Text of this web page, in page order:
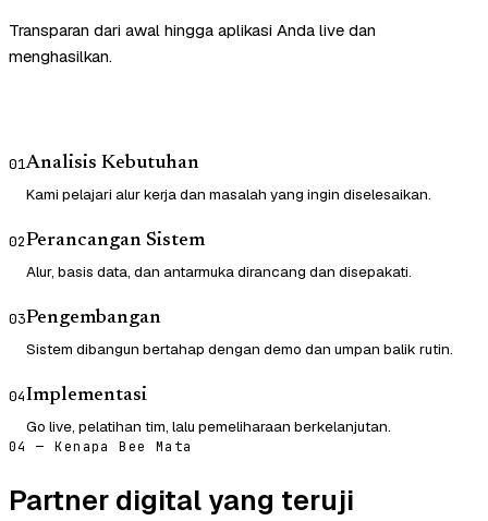
Transparan dari awal hingga aplikasi Anda live dan
menghasilkan.
01Analisis Kebutuhan
Kami pelajari alur kerja dan masalah yang ingin diselesaikan.
02Perancangan Sistem
Alur, basis data, dan antarmuka dirancang dan disepakati.
03Pengembangan
Sistem dibangun bertahap dengan demo dan umpan balik rutin.
04Implementasi
Go live, pelatihan tim, lalu pemeliharaan berkelanjutan.
04 — Kenapa Bee Mata
Partner digital yang teruji